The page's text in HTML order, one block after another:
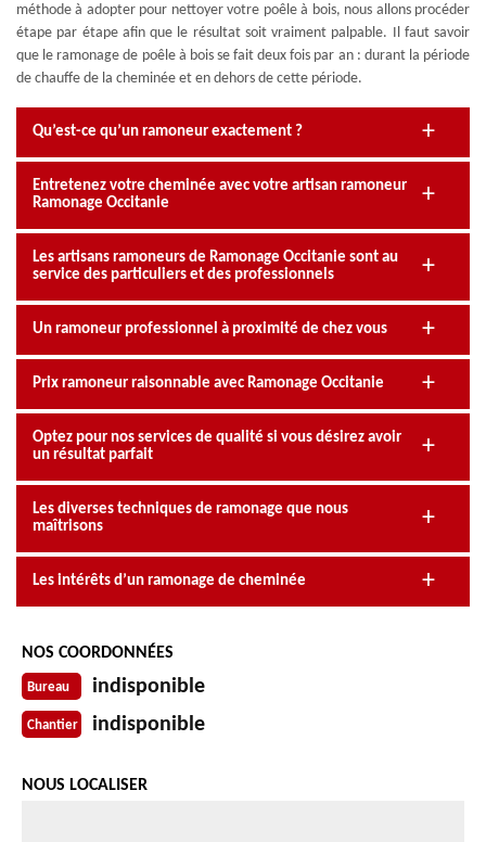
méthode à adopter pour nettoyer votre poêle à bois, nous allons procéder
étape par étape afin que le résultat soit vraiment palpable. Il faut savoir
que le ramonage de poêle à bois se fait deux fois par an : durant la période
de chauffe de la cheminée et en dehors de cette période.
Qu’est-ce qu’un ramoneur exactement ?
Entretenez votre cheminée avec votre artisan ramoneur
Ramonage Occitanie
Les artisans ramoneurs de Ramonage Occitanie sont au
service des particuliers et des professionnels
Un ramoneur professionnel à proximité de chez vous
Prix ramoneur raisonnable avec Ramonage Occitanie
Optez pour nos services de qualité si vous désirez avoir
un résultat parfait
Les diverses techniques de ramonage que nous
maîtrisons
Les intérêts d’un ramonage de cheminée
NOS COORDONNÉES
Bureau indisponible
Chantier indisponible
NOUS LOCALISER